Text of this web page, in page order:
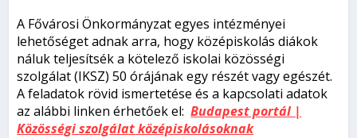
A Fővárosi Önkormányzat egyes intézményei
lehetőséget adnak arra, hogy középiskolás diákok
náluk teljesítsék a kötelező iskolai közösségi
szolgálat (IKSZ) 50 órájának egy részét vagy egészét.
A feladatok rövid ismertetése és a kapcsolati adatok
az alábbi linken érhetőek el:Budapest portál |
Közösségi szolgálat középiskolásoknak